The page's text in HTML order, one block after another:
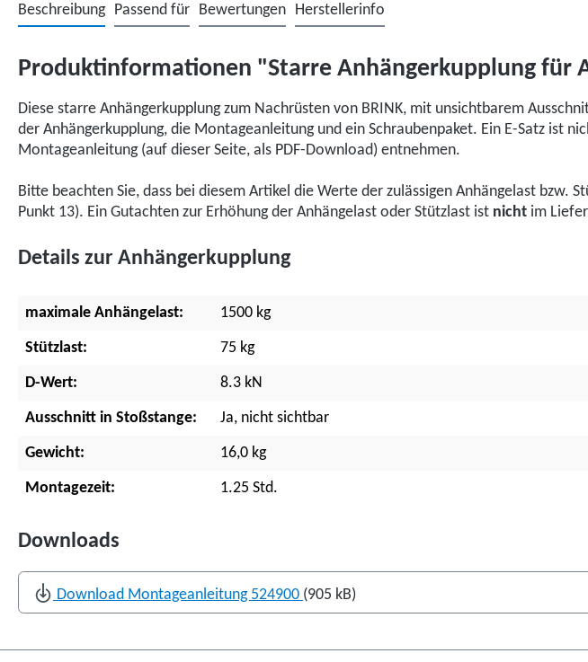
Beschreibung Passend für Bewertungen Herstellerinfo
Produktinformationen "Starre Anhängerkupplung für
Diese starre Anhängerkupplung zum Nachrüsten von BRINK, mit unsichtbarem
der Anhängerkupplung, die Montageanleitung und ein Schraubenpaket. Ein E-Satz ist
Montageanleitung (auf dieser Seite, als PDF-Download) entnehmen.
Bitte beachten Sie, dass bei diesem Artikel die Werte der zulässigen Anhängelast bzw.
Punkt 13). Ein Gutachten zur Erhöhung der Anhängelast oder Stützlast ist nicht im
Details zur Anhängerkupplung
maximale Anhängelast: 1500 kg
Stützlast: 75 kg
D-Wert: 8.3 kN
Ausschnitt in Stoßstange: Ja, nicht sichtbar
Gewicht: 16,0 kg
Montagezeit: 1.25 Std.
Downloads
Download Montageanleitung 524900 (905 kB)